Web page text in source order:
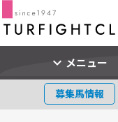
expand_more メニュー
募集馬情報